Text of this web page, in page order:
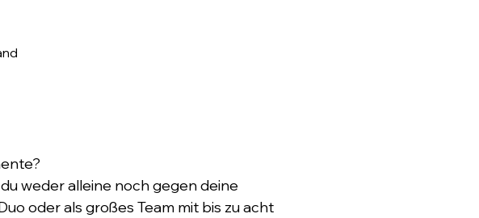
weder alleine noch gegen deine
oder als großes Team mit bis zu acht